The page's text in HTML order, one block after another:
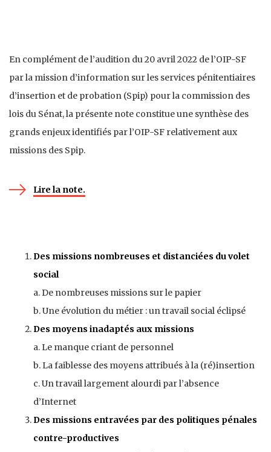
En complément de l’audition du 20 avril 2022 de l’OIP-SF
par la mission d’information sur les services pénitentiaires
d’insertion et de probation (Spip) pour la commission des
lois du Sénat, la présente note constitue une synthèse des
grands enjeux identifiés par l’OIP-SF relativement aux
missions des Spip.
Lire la note.
Des missions nombreuses et distanciées du volet
social
a. De nombreuses missions sur le papier
b. Une évolution du métier : un travail social éclipsé
Des moyens inadaptés aux missions
a. Le manque criant de personnel
b. La faiblesse des moyens attribués à la (ré)insertion
c. Un travail largement alourdi par l’absence
d’Internet
Des missions entravées par des politiques pénales
contre-productives